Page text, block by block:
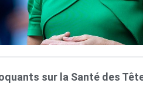
sur la Santé des